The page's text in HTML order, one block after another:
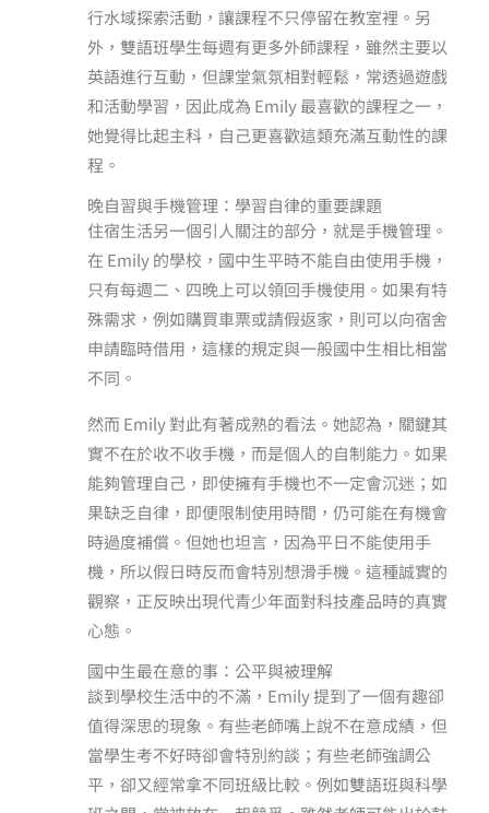
行水域探索活動，讓課程不只停留在教室裡。另
外，雙語班學生每週有更多外師課程，雖然主要以
英語進行互動，但課堂氣氛相對輕鬆，常透過遊戲
和活動學習，因此成為 Emily 最喜歡的課程之一，
她覺得比起主科，自己更喜歡這類充滿互動性的課
程。
晚自習與手機管理：學習自律的重要課題
住宿生活另一個引人關注的部分，就是手機管理。
在 Emily 的學校，國中生平時不能自由使用手機，
只有每週二、四晚上可以領回手機使用。如果有特
殊需求，例如購買車票或請假返家，則可以向宿舍
申請臨時借用，這樣的規定與一般國中生相比相當
不同。
然而 Emily 對此有著成熟的看法。她認為，關鍵其
實不在於收不收手機，而是個人的自制能力。如果
能夠管理自己，即使擁有手機也不一定會沉迷；如
果缺乏自律，即便限制使用時間，仍可能在有機會
時過度補償。但她也坦言，因為平日不能使用手
機，所以假日時反而會特別想滑手機。這種誠實的
觀察，正反映出現代青少年面對科技產品時的真實
心態。
國中生最在意的事：公平與被理解
談到學校生活中的不滿，Emily 提到了一個有趣卻
值得深思的現象。有些老師嘴上說不在意成績，但
當學生考不好時卻會特別約談；有些老師強調公
平，卻又經常拿不同班級比較。例如雙語班與科學